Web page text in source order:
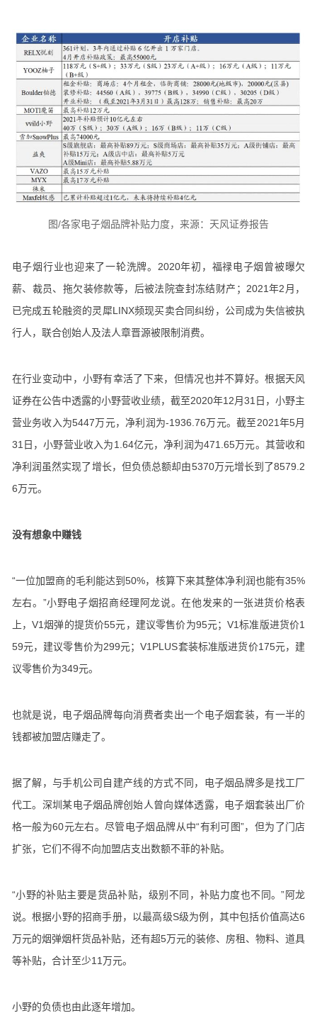
图/各家电子烟品牌补贴力度，来源：天风证券报告
电子烟行业也迎来了一轮洗牌。2020年初，福禄电子烟曾被曝欠
薪、裁员、拖欠装修款等，后被法院查封冻结财产；2021年2月，
已完成五轮融资的灵犀LINX频现买卖合同纠纷，公司成为失信被执
行人，联合创始人及法人章晋源被限制消费。
在行业变动中，小野有幸活了下来，但情况也并不算好。根据天风
证券在公告中透露的小野营收业绩，截至2020年12月31日，小野主
营业务收入为5447万元，净利润为-1936.76万元。截至2021年5月
31日，小野营业收入为1.64亿元，净利润为471.65万元。其营收和
净利润虽然实现了增长，但负债总额却由5370万元增长到了8579.2
6万元。
没有想象中赚钱
“一位加盟商的毛利能达到50%，核算下来其整体净利润也能有35%
左右。”小野电子烟招商经理阿龙说。在他发来的一张进货价格表
上，V1烟弹的提货价55元，建议零售价为95元；V1标准版进货价1
59元，建议零售价为299元；V1PLUS套装标准版进货价175元，建
议零售价为349元。
也就是说，电子烟品牌每向消费者卖出一个电子烟套装，有一半的
钱都被加盟店赚走了。
据了解，与手机公司自建产线的方式不同，电子烟品牌多是找工厂
代工。深圳某电子烟品牌创始人曾向媒体透露，电子烟套装出厂价
格一般为60元左右。尽管电子烟品牌从中“有利可图”，但为了门店
扩张，它们不得不向加盟店支出数额不菲的补贴。
“小野的补贴主要是货品补贴，级别不同，补贴力度也不同。”阿龙
说。根据小野的招商手册，以最高级S级为例，其中包括价值高达6
万元的烟弹烟杆货品补贴，还有超5万元的装修、房租、物料、道具
等补贴，合计至少11万元。
小野的负债也由此逐年增加。